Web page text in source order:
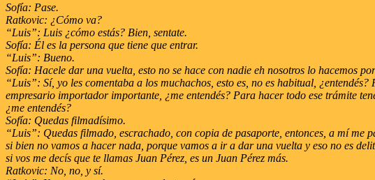
Sofía: Pase.
Ratkovic: ¿Cómo va?
“Luis”: Luis ¿cómo estás? Bien, sentate.
Sofía: Él es la persona que tiene que entrar.
“Luis”: Bueno.
Sofía: Hacele dar una vuelta, esto no se hace con nadie eh nosotros lo hacemos
“Luis”: Sí, yo les comentaba a los muchachos, esto es, no es habitual,
empresario importador importante, ¿me entendés? Para hacer todo ese trámite
¿me entendés?
Sofía: Quedas filmadísimo.
“Luis”: Quedas filmado, escrachado, con copia de pasaporte, entonces, a mí me
si bien no vamos a hacer nada, porque vamos a ir a dar una vuelta y eso no es
si vos me decís que te llamas Juan Pérez, es un Juan Pérez más.
Ratkovic: No, no, y sí.